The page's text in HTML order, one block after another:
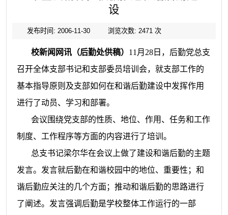
设
发布时间: 2006-11-30 浏览次数: 2471 次
校新闻网讯（后勤处供稿） 11 月 28日 ，后勤党总支
召开全体支部书记和支部委员培训会，就支部工作的
基本指导原则及支部如何在和谐后勤建设中发挥作用
进行了动员、学习和部署。
会议围绕党支部的性质、地位、作用、任务和工作
制度、工作程序等方面的内容进行了培训。
总支书记梁尔华在会议上做了建设和谐后勤的主题
发言。发言就后勤在和谐校园中的地位、重要性；和
谐后勤应关注的几个方面；推动和谐后勤的思路进行
了阐述。发言强调后勤是学校整体工作运行的一部